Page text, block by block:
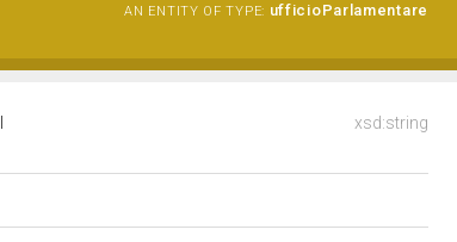
AN ENTITY OF TYPE: ufficioParlamentare
xsd:string